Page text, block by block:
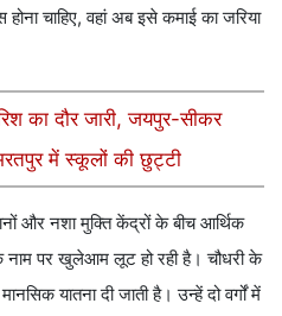
चाहिए, वहां अब इसे कमाई का जरिया
का दौर जारी, जयपुर-सीकर
में स्कूलों की छुट्टी
और नशा मुक्ति केंद्रों के बीच आर्थिक
पर खुलेआम लूट हो रही है। चौधरी के
यातना दी जाती है। उन्हें दो वर्गों में